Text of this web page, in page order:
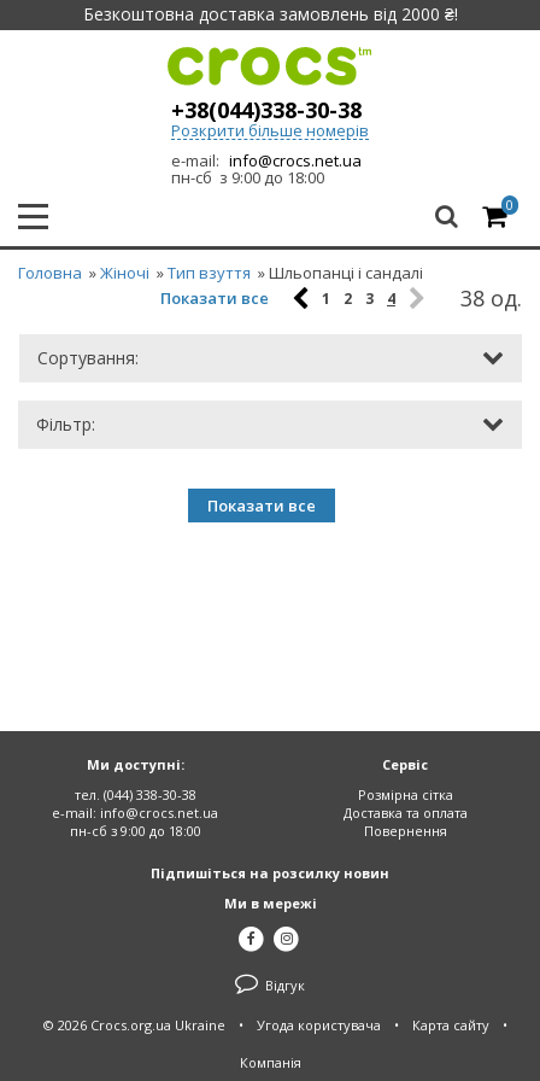
Безкоштовна доставка замовлень від 2000 ₴!
+38(044)338-30-38
Розкрити більше номерів
e-mail: info@crocs.net.ua
пн-сб з 9:00 до 18:00
0
Головна »Жіночі »Тип взуття » Шльопанці і сандалі
38 од.
1 2 3 4
Показати все
Сортування:
Фільтр:
Показати все
Сервіс
Розмірна сітка
Доставка та оплата
Повернення
Ми доступні:
тел. (044) 338-30-38
e-mail: info@crocs.net.ua
пн-сб з 9:00 до 18:00
Підпишіться на розсилку новин
Ми в мережі
Відгук
© 2026 Crocs.org.ua Ukraine • Угода користувача • Карта сайту •
Компанія